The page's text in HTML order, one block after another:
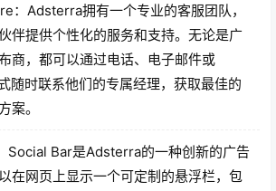
：Adsterra拥有一个专业的客服团队，
伴提供个性化的服务和支持。无论是广
商，都可以通过电话、电子邮件或
随时联系他们的专属经理，获取最佳的
案。
Social Bar是Adsterra的一种创新的广告
在网页上显示一个可定制的悬浮栏，包